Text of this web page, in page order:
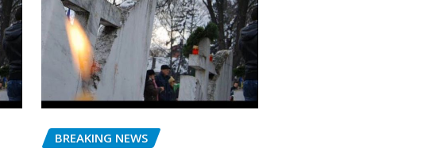
BREAKING NEWS